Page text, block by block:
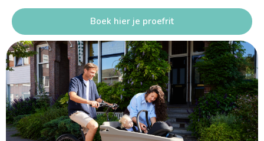
Boek hier je proefrit